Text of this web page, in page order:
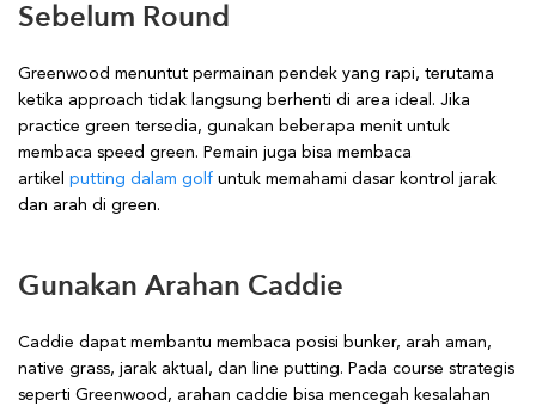
Sebelum Round
Greenwood menuntut permainan pendek yang rapi, terutama
ketika approach tidak langsung berhenti di area ideal. Jika
practice green tersedia, gunakan beberapa menit untuk
membaca speed green. Pemain juga bisa membaca
artikel putting dalam golf untuk memahami dasar kontrol jarak
dan arah di green.
Gunakan Arahan Caddie
Caddie dapat membantu membaca posisi bunker, arah aman,
native grass, jarak aktual, dan line putting. Pada course strategis
seperti Greenwood, arahan caddie bisa mencegah kesalahan